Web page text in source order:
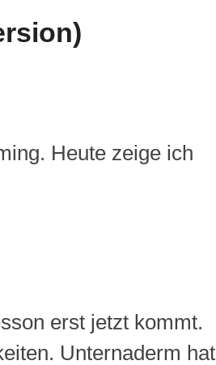
Heute zeige ich
erst jetzt kommt.
Unternaderm hat